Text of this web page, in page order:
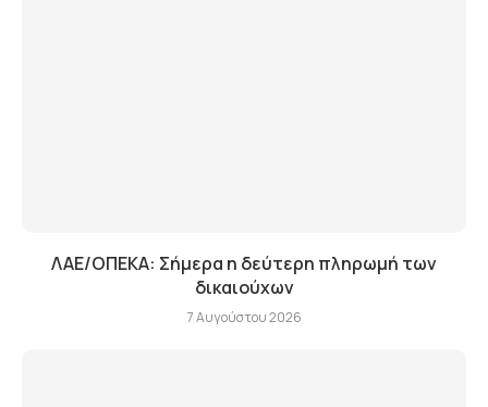
ΛΑΕ/ΟΠΕΚΑ: Σήμερα η δεύτερη πληρωμή των
δικαιούχων
7 Αυγούστου 2026